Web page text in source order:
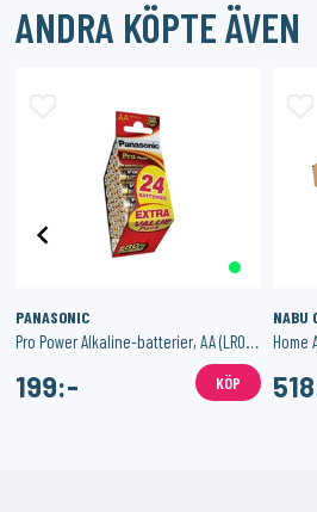
ANDRA KÖPTE ÄVEN
PANASONIC
Pro Power Alkaline-batterier, AA (LR06), 1,5V, 24-pack
199:- KÖP
NABU
Home